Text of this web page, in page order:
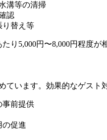
溝等の清掃
認
り替え等
り5,000円〜8,000円程度が
います。効果的なゲスト
事前提供
の促進